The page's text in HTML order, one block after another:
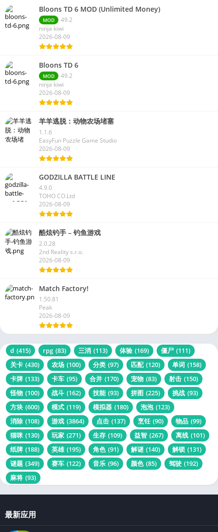
Bloons TD 6 MOD (Unlimited Money)
MOD
49.2
ninja kiwi
2026-08-09
Bloons TD 6
MOD
49.2
ninja kiwi
2026-08-09
羊羊逃脱：动物农场堵塞
1.1.6
EasyFun Puzzle Game Studio
2026-08-09
GODZILLA BATTLE LINE
4.9.0
TOHO CO.Ltd
2026-08-09
酷炫钓手 – 钓鱼游戏
2.0.28
2nd Reality s.r.o.
2026-08-09
Match Factory!
1.50.81
Peak
2026-08-09
d (415) rpg (83) 三消 (113) 体验 (169) 僵尸 (111)
关卡 (430) 农场 (100) 分类 (97) 匹配 (120) 单词 (158)
卡牌 (133) 卡车 (95) 合并 (170) 宠物 (83) 射击 (150)
怪物 (100) 战斗 (162) 技能 (93) 拼图 (225) 挑战 (93)
方块 (600) 模式 (119) 模拟器 (180) 泡泡 (123)
消除 (108) 游戏 (3864) 点击 (137) 烹饪 (90) 物品 (99)
猫咪 (130) 玩家 (271) 生存 (109) 益智 (267) 离线 (101)
纸牌 (188) 英雄 (195) 角色 (91) 解谜 (140) 解锁 (131)
谜题 (349) 赛车 (122) 音乐 (96) 颜色 (85) 驾驶 (192)
麻将 (93)
最新应用